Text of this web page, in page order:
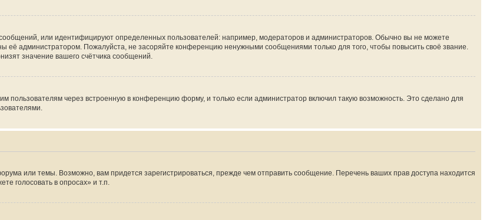
или идентифицируют определенных пользователей: например, модераторов и администраторов. Обычно вы не можете
её администратором. Пожалуйста, не засоряйте конференцию ненужными сообщениями только для того, чтобы повысить своё звание.
значение вашего счётчика сообщений.
пользователям через встроенную в конференцию форму, и только если администратор включил такую возможность. Это сделано для
или темы. Возможно, вам придется зарегистрироваться, прежде чем отправить сообщение. Перечень ваших прав доступа находится
голосовать в опросах» и т.п.